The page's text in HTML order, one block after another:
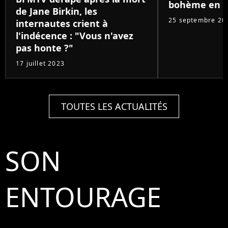
de Jane Birkin, les
internautes crient à
l'indécence : "Vous n'avez
pas honte ?"
17 juillet 2023
bohème en
25 septembre
TOUTES LES ACTUALITÉS
SON
ENTOURAGE